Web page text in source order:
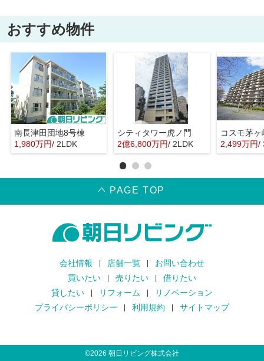
おすすめ物件
南長津田団地8号棟
1,980万円/ 2LDK
シティタワー虎ノ門
2億6,800万円/ 2LDK
コスモ茅
2,499万円/
PAGE TOP
会社情報 店舗一覧
お問い合わせ
買いたい
売りたい
借りたい
貸したい
リフォーム
リノベーション
プライバシーポリシー
利用規約 サイトマップ
©2026 朝日リビング株式会社